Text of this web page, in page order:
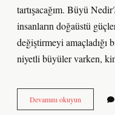
tartışacağım. Büyü
insanların doğaüstü
değiştirmeyi
niyetli büyüler varken,
Devamını okuyun
yapılan